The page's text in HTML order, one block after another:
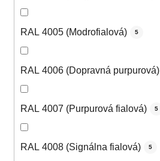
RAL 4005 (Modrofialová) 5
RAL 4006 (Dopravná purpurová)
RAL 4007 (Purpurová fialová) 5
RAL 4008 (Signálna fialová) 5